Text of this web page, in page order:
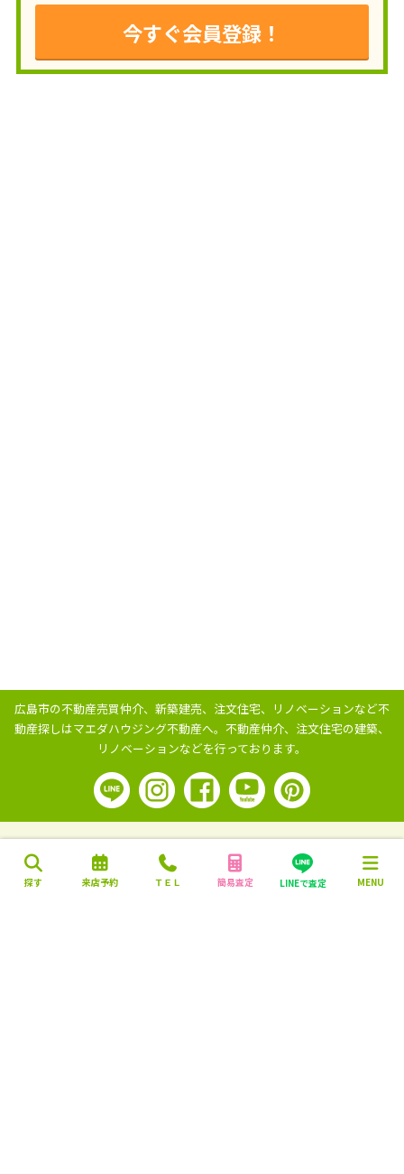
探す 来店予約 ＴＥＬ 簡易査定 LINEで査定 MENU
今すぐ会員登録！
広島市の不動産売買仲介、新築建売、注文住宅、リノベーションなど不
動産探しはマエダハウジング不動産へ。 不動産仲介、注文住宅の建築、
リノベーションなどを行っております。